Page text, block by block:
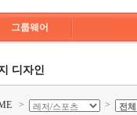
그룹웨어
디자인
> >